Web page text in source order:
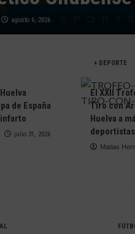
agosto 6, 2026
de España
julio 31, 2026
+ DEPORTE
El XXII
Tiro con
Huelva a
Matias